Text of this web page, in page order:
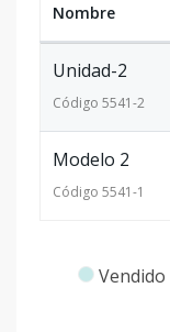
Nombre
Unidad-2
Código 5541-2
Modelo 2
Código 5541-1
Vendido